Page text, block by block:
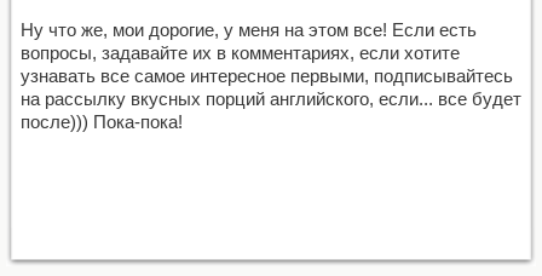
Ну что же, мои дорогие, у меня на этом все! Если есть
вопросы, задавайте их в комментариях, если хотите
узнавать все самое интересное первыми, подписывайтесь
на рассылку вкусных порций английского, если... все будет
после))) Пока-пока!